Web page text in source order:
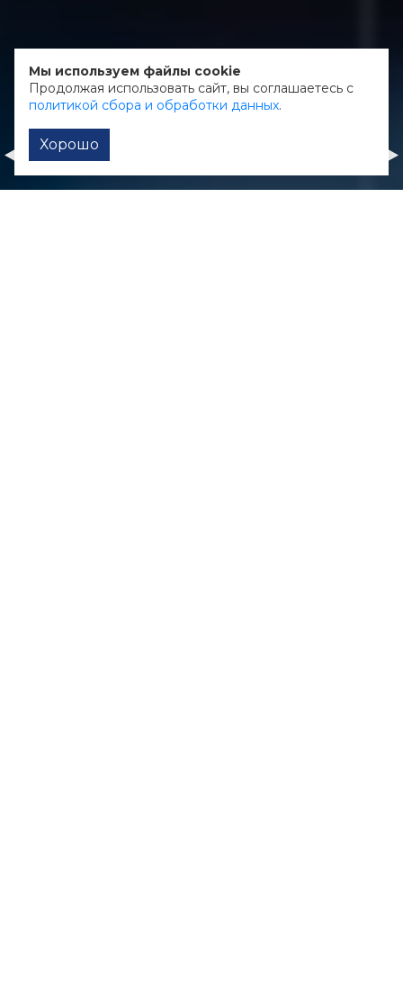
О клиенте:
Производство шнековых центрифуг
Корпоративный сайт
Мы используем файлы cookie
Продолжая использовать сайт, вы соглашаетесь с
политикой сбора и обработки данных.
Хорошо